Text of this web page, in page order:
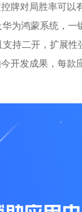
牌对局胜率可
为鸿蒙系统，一
持二开，扩展
开发成果，每